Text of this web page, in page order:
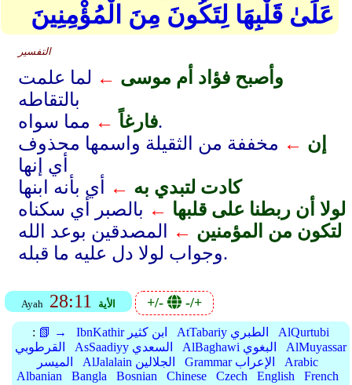
عَلَىٰ قَلْبِهَا لِتَكُونَ مِنَ الْمُؤْمِنِينَ
التفسير
وأصبح فؤاد أم موسى ← لما علمت
بالتقاطه
فارغاً ←
مما سواه.
إن ← مخففة من الثقيلة واسمها محذوف
أي إنها
كادت لتبدي به ←
أي بأنه ابنها
لولا أن ربطنا على قلبها ← بالصبر أي سكناه
لتكون من المؤمنين ←
المصدقين بوعد الله
وجواب لولا دل عليه ما قبله.
Ayah 28:11 الأية +/- -/+
: 📗 → IbnKathir ابن كثير AtTabariy الطبري
AlQurtubi
القرطوبي
AsSaadiyy السعدي AlBaghawi البغوي
AlMuyassar
الميسر
AlJalalain الجلالين Grammar الإعراب
Arabic
Albanian
Bangla Bosnian Chinese Czech English
French